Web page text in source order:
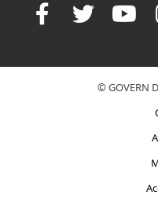
© GOVERN